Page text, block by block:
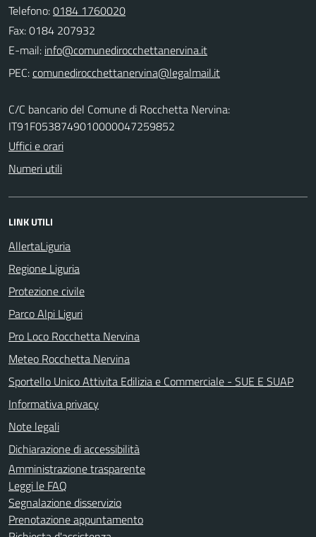
Telefono:0184 1760020
Fax: 0184 207932
E-mail:
PEC:
C/C bancario del Comune di Rocchetta Nervina:
IT91F0538749010000047259852
Uffici e orari
Numeri utili
LINK UTILI
AllertaLiguria
Regione Liguria
Protezione civile
Parco Alpi Liguri
Pro Loco Rocchetta Nervina
Meteo Rocchetta Nervina
Sportello Unico Attivita Edilizia e Commerciale - SUE E SUAP
Informativa privacy
Note legali
Dichiarazione di accessibilità
Amministrazione trasparente
Leggi le FAQ
Segnalazione disservizio
Prenotazione appuntamento